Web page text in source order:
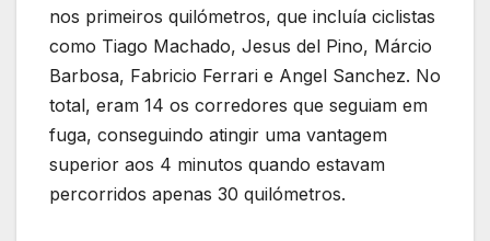
nos primeiros quilómetros, que incluía ciclistas
como Tiago Machado, Jesus del Pino, Márcio
Barbosa, Fabricio Ferrari e Angel Sanchez. No
total, eram 14 os corredores que seguiam em
fuga, conseguindo atingir uma vantagem
superior aos 4 minutos quando estavam
percorridos apenas 30 quilómetros.